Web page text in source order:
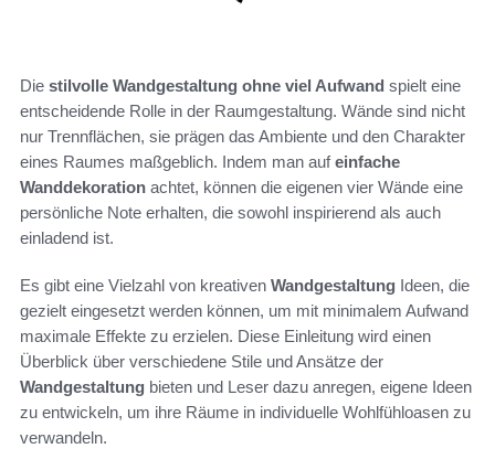
Die stilvolle Wandgestaltung ohne viel Aufwand spielt eine
entscheidende Rolle in der Raumgestaltung. Wände sind nicht
nur Trennflächen, sie prägen das Ambiente und den Charakter
eines Raumes maßgeblich. Indem man aufeinfache
Wanddekoration achtet, können die eigenen vier Wände eine
persönliche Note erhalten, die sowohl inspirierend als auch
einladend ist.
Es gibt eine Vielzahl von kreativen Wandgestaltung Ideen, die
gezielt eingesetzt werden können, um mit minimalem Aufwand
maximale Effekte zu erzielen. Diese Einleitung wird einen
Überblick über verschiedene Stile und Ansätze der
Wandgestaltung bieten und Leser dazu anregen, eigene Ideen
zu entwickeln, um ihre Räume in individuelle Wohlfühloasen zu
verwandeln.